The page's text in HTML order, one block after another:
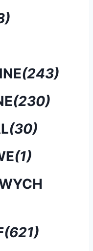
(243)
(230)
(30)
(1)
(621)